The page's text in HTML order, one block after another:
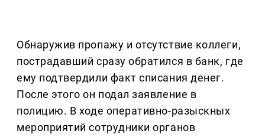
Обнаружив пропажу и отсутствие коллеги,
пострадавший сразу обратился в банк, где
ему подтвердили факт списания денег.
После этого он подал заявление в
полицию. В ходе оперативно-разыскных
мероприятий сотрудники органов